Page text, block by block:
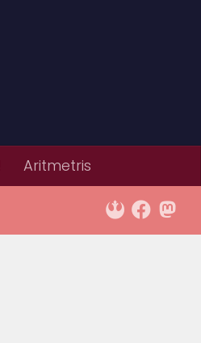
Aritmetris